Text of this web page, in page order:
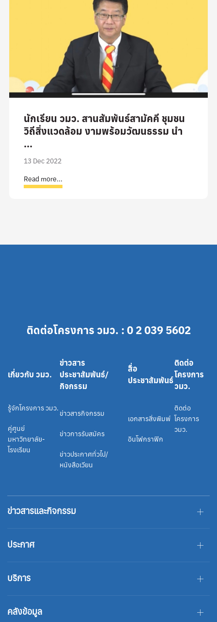
นักเรียน วมว. สานสัมพันธ์สามัคคี ชุมชน
วิถีสิ่งแวดล้อม งามพร้อมวัฒนธรรม นำ
...
13 Dec 2022
Read more...
ติดต่อโครงการ วมว. : 0 2 039 5602
เกี่ยวกับ วมว.
ข่าวสาร
ประชาสัมพันธ์/
กิจกรรม
สื่อ
ประชาสัมพันธ์
ติดต่อ
โครงการ
วมว.
รู้จักโครงการ วมว.
คู่ศูนย์
มหาวิทยาลัย-
โรงเรียน
ข่าวสารกิจกรรม
ข่าวการรับสมัคร
ข่าวประกาศทั่วไป/
หนังสือเวียน
เอกสารสิ่งพิมพ์
อินโฟกราฟิก
ติดต่อ
โครงการ
วมว.
ข่าวสารและกิจกรรม
ประกาศ
บริการ
คลังข้อมูล